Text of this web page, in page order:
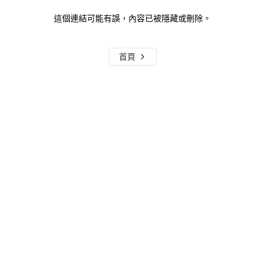
這個連結可能有誤，內容已被隱藏或刪除。
首頁